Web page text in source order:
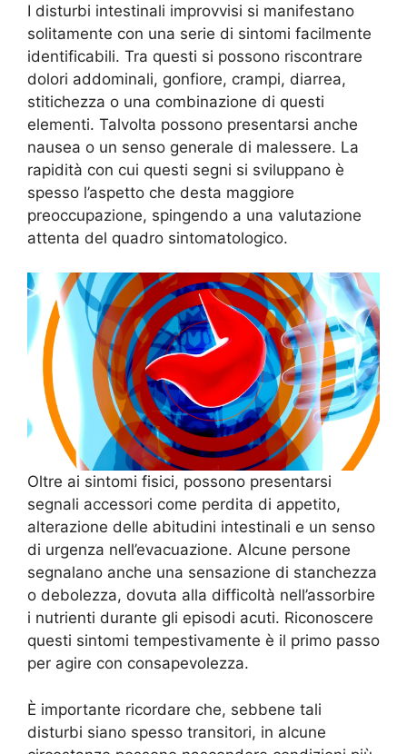
I disturbi intestinali improvvisi si manifestano
solitamente con una serie di sintomi facilmente
identificabili. Tra questi si possono riscontrare
dolori addominali, gonfiore, crampi, diarrea,
stitichezza o una combinazione di questi
elementi. Talvolta possono presentarsi anche
nausea o un senso generale di malessere. La
rapidità con cui questi segni si sviluppano è
spesso l’aspetto che desta maggiore
preoccupazione, spingendo a una valutazione
attenta del quadro sintomatologico.
Oltre ai sintomi fisici, possono presentarsi
segnali accessori come perdita di appetito,
alterazione delle abitudini intestinali e un senso
di urgenza nell’evacuazione. Alcune persone
segnalano anche una sensazione di stanchezza
o debolezza, dovuta alla difficoltà nell’assorbire
i nutrienti durante gli episodi acuti. Riconoscere
questi sintomi tempestivamente è il primo passo
per agire con consapevolezza.
È importante ricordare che, sebbene tali
disturbi siano spesso transitori, in alcune